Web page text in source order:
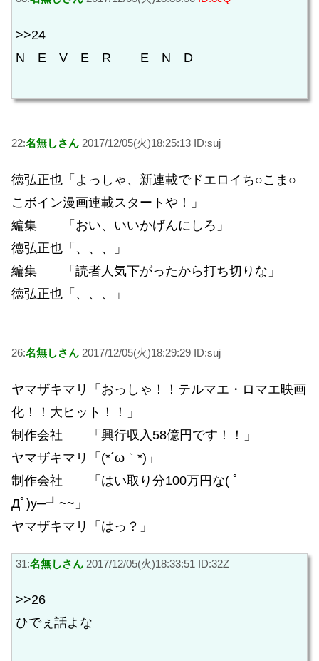
>>24
N E V E R E N D
22:名無しさん 2017/12/05(火)18:25:13 ID:suj
徳弘正也「よっしゃ、新連載でドエロイち○こま○
こボイン漫画連載スタートや！」
編集 「おい、いいかげんにしろ」
徳弘正也「、、、」
編集 「読者人気下がったから打ち切りな」
徳弘正也「、、、」
26:名無しさん 2017/12/05(火)18:29:29 ID:suj
ヤマザキマリ「おっしゃ！！テルマエ・ロマエ映画
化！！大ヒット！！」
制作会社 「興行収入58億円です！！」
ヤマザキマリ「(*´ω｀*)」
制作会社 「はい取り分100万円な( ﾟ
Дﾟ)y─┛~~」
ヤマザキマリ「はっ？」
31:名無しさん 2017/12/05(火)18:33:51 ID:32Z
>>26
ひでぇ話よな